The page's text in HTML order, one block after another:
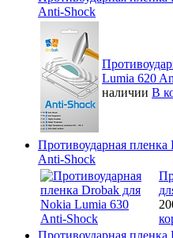
Anti-Shock
Lumia 620
наличии В
Противоударная
Anti-Shock
Противоударная